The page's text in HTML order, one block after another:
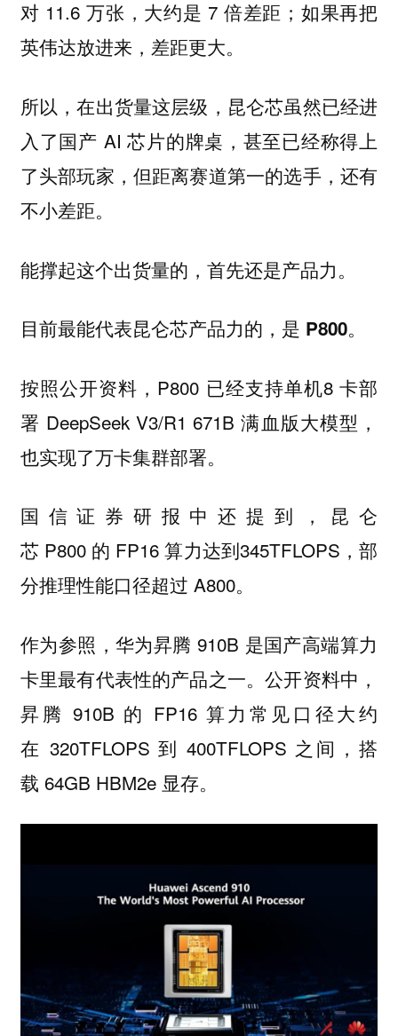
对 11.6 万张，大约是 7 倍差距；如果再把
英伟达放进来，差距更大。
所以，在出货量这层级，昆仑芯虽然已经进
入了国产 AI 芯片的牌桌，甚至已经称得上
了头部玩家，但距离赛道第一的选手，还有
不小差距。
能撑起这个出货量的，首先还是产品力。
目前最能代表昆仑芯产品力的， 是 P800。
按照公开资料，P800 已经支持单机8 卡部
署 DeepSeek V3/R1 671B 满血版大模型，
也实现了万卡集群部署。
国信证券研报中还提到，昆仑
芯 P800 的 FP16 算力达到345TFLOPS，部
分推理性能口径超过 A800。
作为参照，华为昇腾 910B 是国产高端算力
卡里最有代表性的产品之一。公开资料中，
昇腾 910B 的 FP16 算力常见口径大约
在 320TFLOPS 到 400TFLOPS 之间，搭
载 64GB HBM2e 显存。